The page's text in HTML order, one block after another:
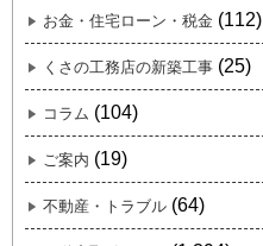
お金・住宅ローン・税金 (112)
くさの工務店の新築工事 (25)
コラム (104)
ご案内 (19)
不動産・トラブル (64)